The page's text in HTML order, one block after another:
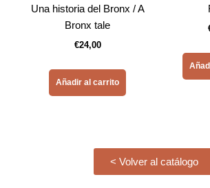
Una historia del Bronx / A
Bronx tale
€24,00
Añadir al carrito
< Volver al catálogo